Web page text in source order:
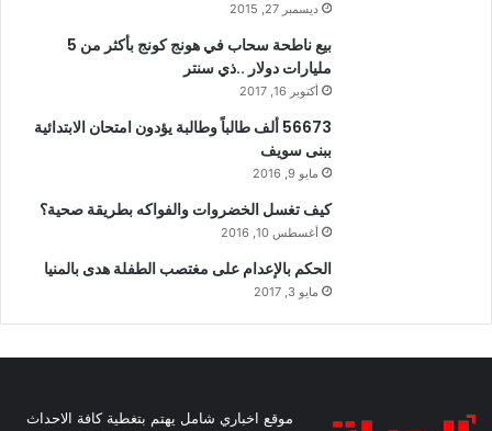
ديسمبر 27, 2015
بيع ناطحة سحاب في هونج كونج بأكثر من 5
مليارات دولار ..ذي سنتر
أكتوبر 16, 2017
56673 ألف طالباً وطالبة يؤدون امتحان الابتدائية
ببنى سويف
مايو 9, 2016
كيف تغسل الخضروات والفواكه بطريقة صحية؟
أغسطس 10, 2016
الحكم بالإعدام على مغتصب الطفلة هدى بالمنيا
مايو 3, 2017
موقع اخباري شامل يهتم بتغطية كافة الاحداث